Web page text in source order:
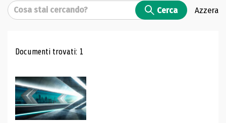
Cerca Cerca Azzera
Risultati di ricerca
Documenti trovati: 1